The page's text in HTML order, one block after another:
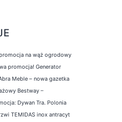
na wąż ogrodowy
promocja! Generator
Meble – nowa gazetka
Bestway –
Dywan Tra. Polonia
TEMIDAS inox antracyt